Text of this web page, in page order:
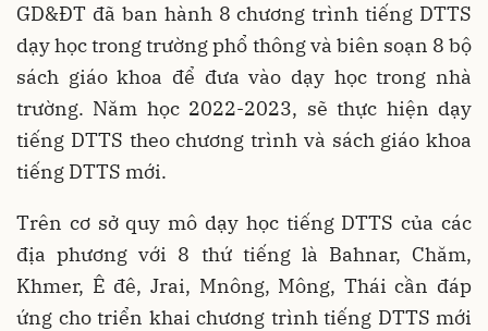
GD&ĐT đã ban hành 8 chương trình tiếng DTTS
dạy học trong trường phổ thông và biên soạn 8 bộ
sách giáo khoa để đưa vào dạy học trong nhà
trường. Năm học 2022-2023, sẽ thực hiện dạy
tiếng DTTS theo chương trình và sách giáo khoa
tiếng DTTS mới.
Trên cơ sở quy mô dạy học tiếng DTTS của các
địa phương với 8 thứ tiếng là Bahnar, Chăm,
Khmer, Ê đê, Jrai, Mnông, Mông, Thái cần đáp
ứng cho triển khai chương trình tiếng DTTS mới